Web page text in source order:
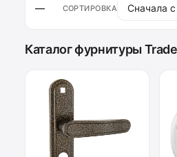
— СОРТИРОВКА
Каталог фурнитуры